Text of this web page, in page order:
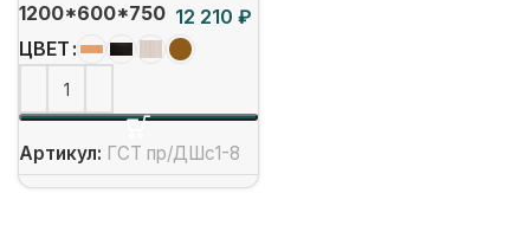
1200*600*750
₽
ЦВЕТ
Артикул: ГСТ пр/ДШс1-8